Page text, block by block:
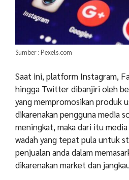
Sumber : Pexels.com
Saat ini, platform Instagram,
hingga Twitter dibanjiri oleh
yang mempromosikan produk
dikarenakan pengguna media
meningkat, maka dari itu
wadah yang tepat pula untuk
penjualan anda dalam
dikarenakan market dan